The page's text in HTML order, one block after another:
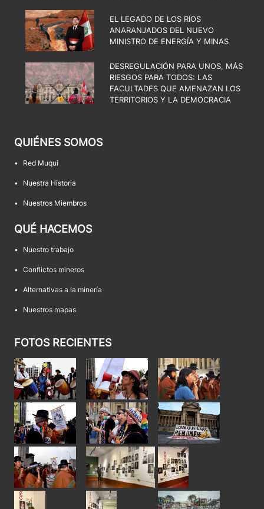
EL LEGADO DE LOS RÍOS
ANARANJADOS DEL NUEVO
MINISTRO DE ENERGÍA Y MINAS
DESREGULACIÓN PARA UNOS, MÁS
RIESGOS PARA TODOS: LAS
FACULTADES QUE AMENAZAN LOS
TERRITORIOS Y LA DEMOCRACIA
QUIÉNES SOMOS
• Red Muqui
• Nuestra Historia
• Nuestros Miembros
QUÉ HACEMOS
• Nuestro trabajo
• Conflictos mineros
• Alternativas a la minería
• Nuestros mapas
FOTOS RECIENTES